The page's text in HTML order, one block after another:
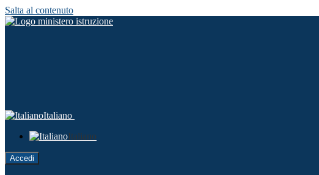
Salta al contenuto
Italiano
Italiano
Accedi